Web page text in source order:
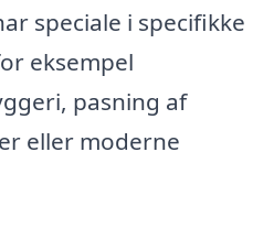
speciale i specifikke
eksempel
pasning af
eller moderne